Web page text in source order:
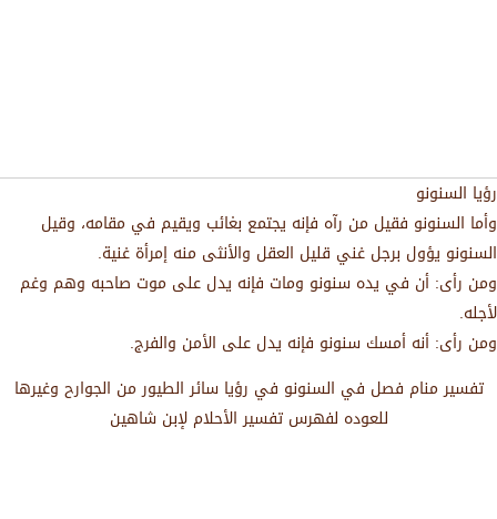
رؤيا السنونو
وأما السنونو فقيل من رآه فإنه يجتمع بغائب ويقيم في مقامه، وقيل
السنونو يؤول برجل غني قليل العقل والأنثى منه إمرأة غنية.
ومن رأى: أن في يده سنونو ومات فإنه يدل على موت صاحبه وهم وغم
لأجله.
ومن رأى: أنه أمسك سنونو فإنه يدل على الأمن والفرج.
تفسير منام فصل في السنونو في رؤيا سائر الطيور من الجوارح وغيرها
للعوده لفهرس تفسير الأحلام لإبن شاهين